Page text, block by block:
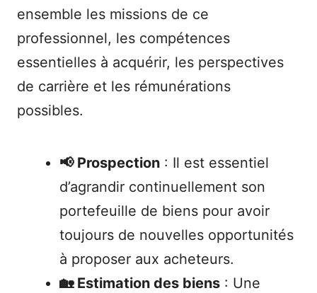
ensemble les missions de ce
professionnel, les compétences
essentielles à acquérir, les perspectives
de carrière et les rémunérations
possibles.
📢 Prospection : Il est essentiel
d’agrandir continuellement son
portefeuille de biens pour avoir
toujours de nouvelles opportunités
à proposer aux acheteurs.
🏡 Estimation des biens : Une